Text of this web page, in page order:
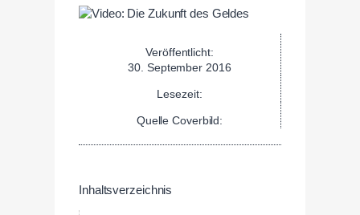
Veröffentlicht:
30. September 2016
Lesezeit:
Quelle Coverbild:
Inhaltsverzeichnis